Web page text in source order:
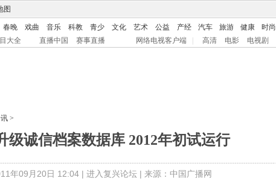
图
春晚 戏曲 音乐 科教 青少 文化 艺术 公益 产经 汽车 旅游 健康 时尚
大全 直播中国 赛事直播 网络电视客户端 高清 电影 电视剧
>
级诚信档案数据库 2012年初试运行
年09月20日 12:04 | 进入复兴论坛| 来源：中国广播网